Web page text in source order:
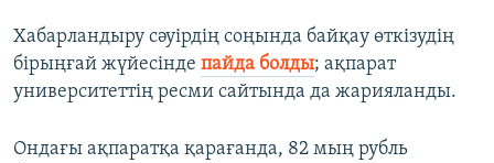
Хабарландыру сәуірдің соңында байқау өткізудің
бірыңғай жүйесінде пайда болды; ақпарат
университеттің ресми сайтында да жарияланды.
Ондағы ақпаратқа қарағанда, 82 мың рубль